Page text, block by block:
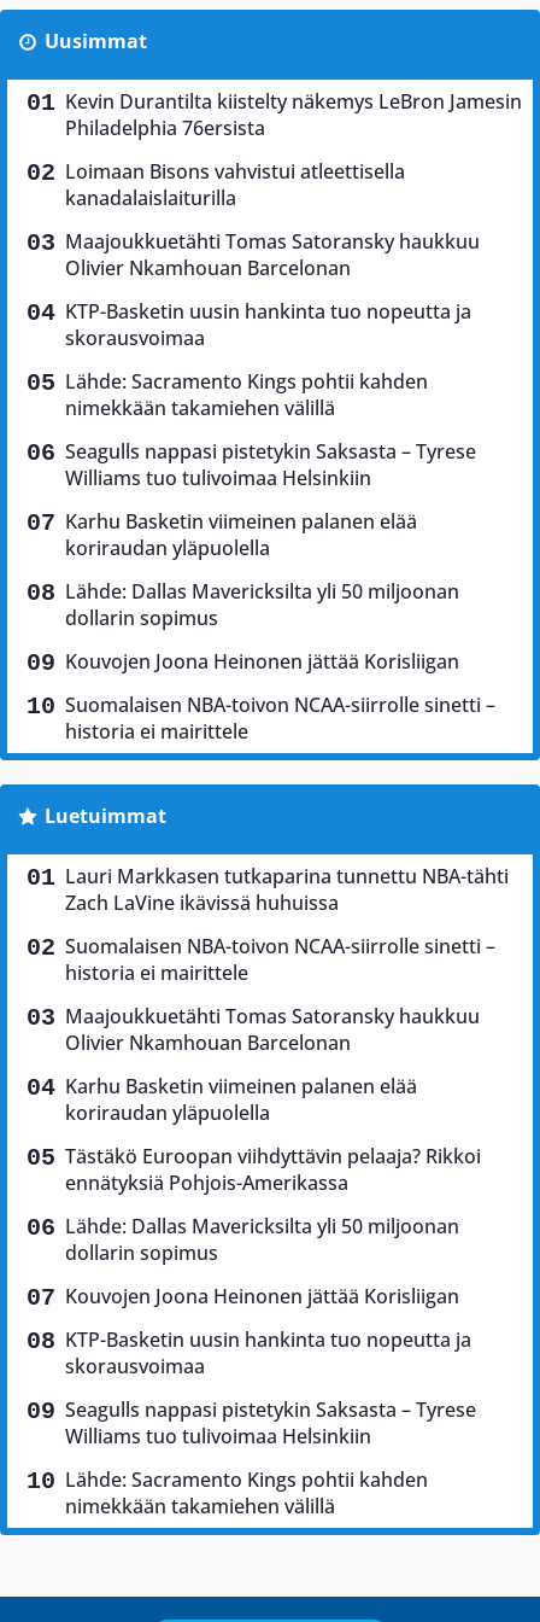
Uusimmat
Kevin Durantilta kiistelty näkemys LeBron Jamesin
Philadelphia 76ersista
Loimaan Bisons vahvistui atleettisella
kanadalaislaiturilla
Maajoukkuetähti Tomas Satoransky haukkuu
Olivier Nkamhouan Barcelonan
KTP-Basketin uusin hankinta tuo nopeutta ja
skorausvoimaa
Lähde: Sacramento Kings pohtii kahden
nimekkään takamiehen välillä
Seagulls nappasi pistetykin Saksasta – Tyrese
Williams tuo tulivoimaa Helsinkiin
Karhu Basketin viimeinen palanen elää
koriraudan yläpuolella
Lähde: Dallas Mavericksilta yli 50 miljoonan
dollarin sopimus
Kouvojen Joona Heinonen jättää Korisliigan
Suomalaisen NBA-toivon NCAA-siirrolle sinetti –
historia ei mairittele
Luetuimmat
Lauri Markkasen tutkaparina tunnettu NBA-tähti
Zach LaVine ikävissä huhuissa
Suomalaisen NBA-toivon NCAA-siirrolle sinetti –
historia ei mairittele
Maajoukkuetähti Tomas Satoransky haukkuu
Olivier Nkamhouan Barcelonan
Karhu Basketin viimeinen palanen elää
koriraudan yläpuolella
Tästäkö Euroopan viihdyttävin pelaaja? Rikkoi
ennätyksiä Pohjois-Amerikassa
Lähde: Dallas Mavericksilta yli 50 miljoonan
dollarin sopimus
Kouvojen Joona Heinonen jättää Korisliigan
KTP-Basketin uusin hankinta tuo nopeutta ja
skorausvoimaa
Seagulls nappasi pistetykin Saksasta – Tyrese
Williams tuo tulivoimaa Helsinkiin
Lähde: Sacramento Kings pohtii kahden
nimekkään takamiehen välillä